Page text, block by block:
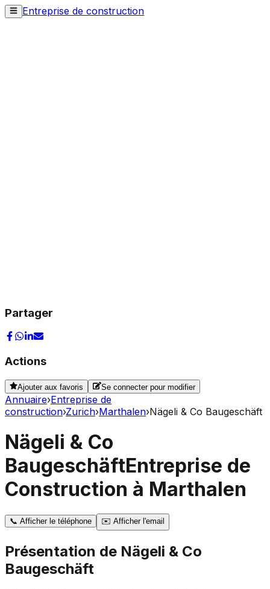
Entreprise de construction
Partager
Actions
Ajouter aux favoris Se connecter pour modifier
Annuaire›Entreprise de
construction›Zurich›Marthalen›Nägeli & Co Baugeschäft
Nägeli & Co
BaugeschäftEntreprise de
Construction à Marthalen
📞 Afficher le téléphone ✉️ Afficher l'email
Présentation de Nägeli & Co
Baugeschäft